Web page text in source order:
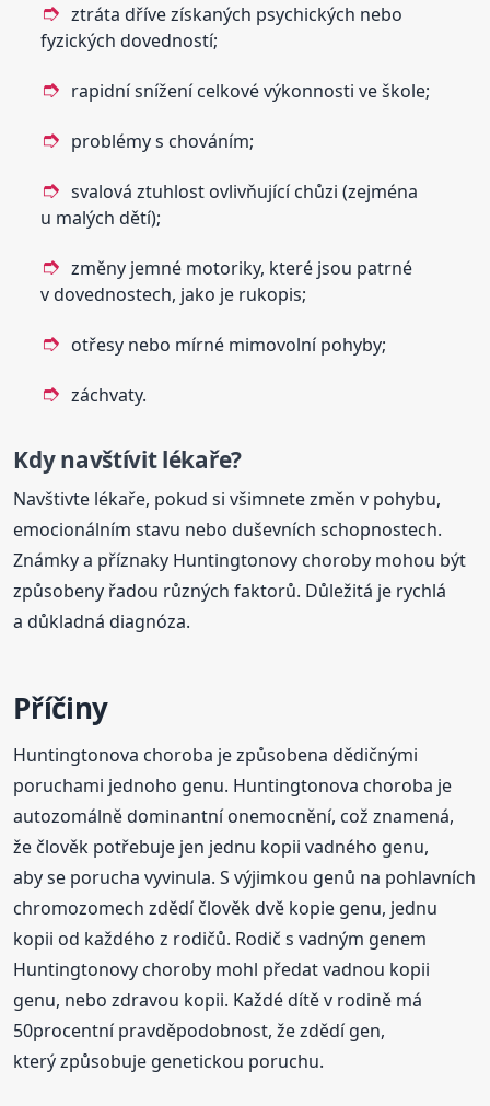
ztráta dříve získaných psychických nebo
fyzických dovedností;
rapidní snížení celkové výkonnosti ve škole;
problémy s chováním;
svalová ztuhlost ovlivňující chůzi (zejména
u malých dětí);
změny jemné motoriky, které jsou patrné
v dovednostech, jako je rukopis;
otřesy nebo mírné mimovolní pohyby;
záchvaty.
Kdy navštívit lékaře?
Navštivte lékaře, pokud si všimnete změn v pohybu,
emocionálním stavu nebo duševních schopnostech.
Známky a příznaky Huntingtonovy choroby mohou být
způsobeny řadou různých faktorů. Důležitá je rychlá
a důkladná diagnóza.
Příčiny
Huntingtonova choroba je způsobena dědičnými
poruchami jednoho genu. Huntingtonova choroba je
autozomálně dominantní onemocnění, což znamená,
že člověk potřebuje jen jednu kopii vadného genu,
aby se porucha vyvinula. S výjimkou genů na pohlavních
chromozomech zdědí člověk dvě kopie genu, jednu
kopii od každého z rodičů. Rodič s vadným genem
Huntingtonovy choroby mohl předat vadnou kopii
genu, nebo zdravou kopii. Každé dítě v rodině má
50procentní pravděpodobnost, že zdědí gen,
který způsobuje genetickou poruchu.